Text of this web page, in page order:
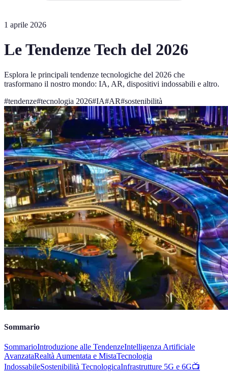
1 aprile 2026
Le Tendenze Tech del 2026
Esplora le principali tendenze tecnologiche del 2026 che
trasformano il nostro mondo: IA, AR, dispositivi indossabili e altro.
#tendenze#tecnologia 2026#IA#AR#sostenibilità
Sommario
SommarioIntroduzione alle TendenzeIntelligenza Artificiale
AvanzataRealtà Aumentata e MistaTecnologia
IndossabileSostenibilità TecnologicaInfrastrutture 5G e 6G📺